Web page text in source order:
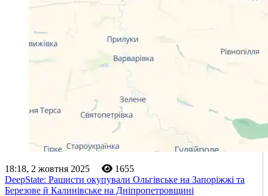
18:18, 2 жовтня 2025
1655
DeepState: Рашисти окупували Ольгівське на Запоріжжі та
Березове й Калинівське на Дніпропетровщині